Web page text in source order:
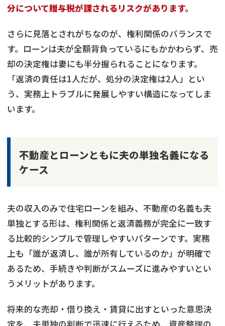
分について贈与税が課されるリスクがあります。
さらに見落とされがちなのが、権利関係のバランスで
す。ローンは夫が全額背負っているにもかかわらず、売
却の決定権は妻にも半分握られることになります。
「返済の責任は1人だが、処分の決定権は2人」とい
う、実務上トラブルに発展しやすい構造になってしま
います。
不動産とローンともに夫の単独名義になる
ケース
夫の収入のみで住宅ローンを組み、不動産の名義も夫
単独とする形は、権利関係と返済義務が完全に一致す
る比較的シンプルで管理しやすいパターンです。実務
上も「誰が返済し、誰が所有しているのか」が明確で
あるため、手続きや判断がスムーズに進みやすいとい
うメリットがあります。
将来的な売却・借り換え・賃貸に出すといった意思決
共有持分の売却でお悩みならこちら